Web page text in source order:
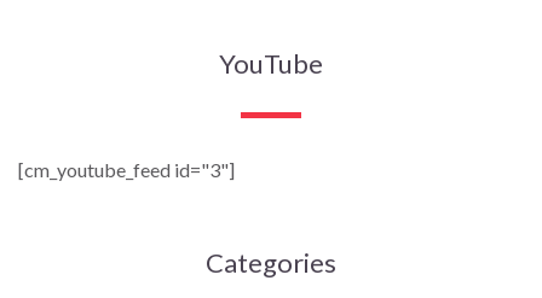
YouTube
[cm_youtube_feed id="3"]
Categories